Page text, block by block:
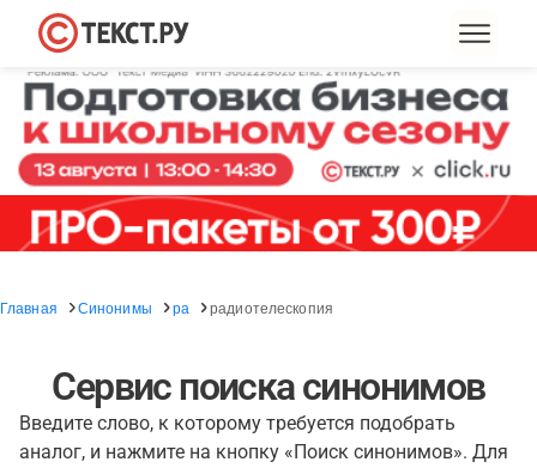
Главная Синонимы ра радиотелескопия
Сервис поиска синонимов
Введите слово, к которому требуется подобрать
аналог, и нажмите на кнопку «Поиск синонимов». Для